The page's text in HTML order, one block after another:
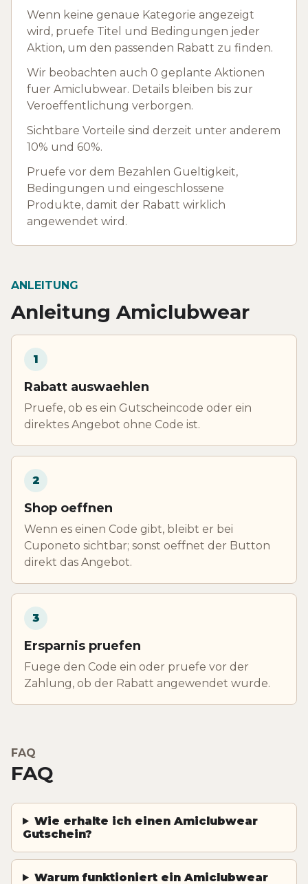
Wenn keine genaue Kategorie angezeigt
wird, pruefe Titel und Bedingungen jeder
Aktion, um den passenden Rabatt zu finden.
Wir beobachten auch 0 geplante Aktionen
fuer Amiclubwear. Details bleiben bis zur
Veroeffentlichung verborgen.
Sichtbare Vorteile sind derzeit unter anderem
10% und 60%.
Pruefe vor dem Bezahlen Gueltigkeit,
Bedingungen und eingeschlossene
Produkte, damit der Rabatt wirklich
angewendet wird.
ANLEITUNG
Anleitung Amiclubwear
1
Rabatt auswaehlen
Pruefe, ob es ein Gutscheincode oder ein
direktes Angebot ohne Code ist.
2
Shop oeffnen
Wenn es einen Code gibt, bleibt er bei
Cuponeto sichtbar; sonst oeffnet der Button
direkt das Angebot.
3
Ersparnis pruefen
Fuege den Code ein oder pruefe vor der
Zahlung, ob der Rabatt angewendet wurde.
FAQ
FAQ
Wie erhalte ich einen Amiclubwear
Gutschein?
Warum funktioniert ein Amiclubwear